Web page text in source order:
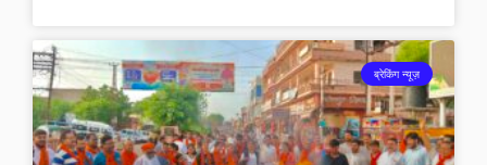
ब्रेकिंग न्यूज़